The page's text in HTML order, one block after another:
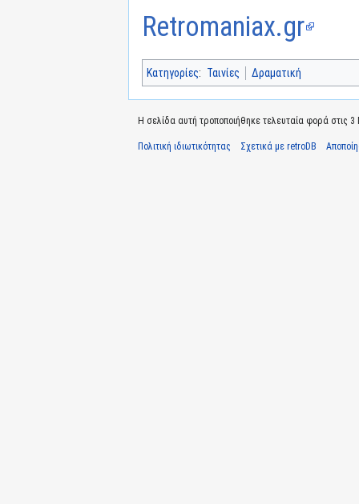
Retromaniax.gr
Κατηγορίες: Ταινίες Δραματική
Η σελίδα αυτή τροποποιήθηκε τελευταία φορά στις 3
Πολιτική ιδιωτικότητας Σχετικά με retroDB